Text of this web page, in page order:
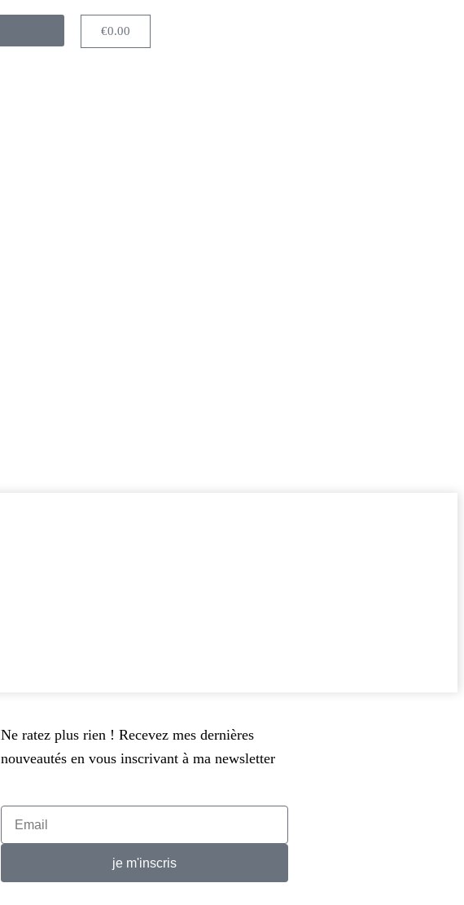
€0.00
Ne ratez plus rien ! Recevez mes dernières
nouveautés en vous inscrivant à ma newsletter
je m'inscris